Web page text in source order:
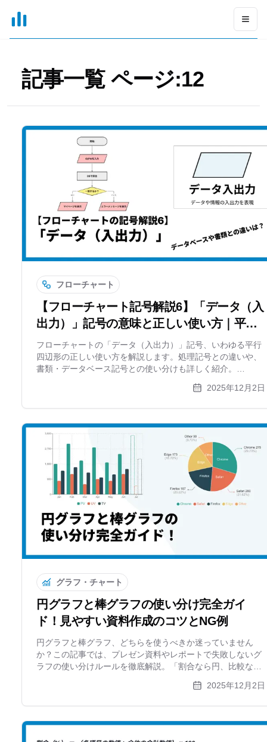
xGrapher
記事一覧 ページ:12
フローチャート
【フローチャート記号解説6】「データ（入
出力）」記号の意味と正しい使い方｜平行
四辺形はいつ使う？
フローチャートの「データ（入出力）」記号、いわゆる平行
四辺形の正しい使い方を解説します。処理記号との違いや、
書類・データベース記号との使い分けも詳しく紹介。
2025年12月2日
グラフ・チャート
円グラフと棒グラフの使い分け完全ガイ
ド！見やすい資料作成のコツとNG例
円グラフと棒グラフ、どちらを使うべきか迷っていません
か？この記事では、プレゼン資料やレポートで失敗しないグ
ラフの使い分けルールを徹底解説。「割合なら円、比較なら
料作成ツールxGrapherでの作成例も紹介します。2025年12月2日